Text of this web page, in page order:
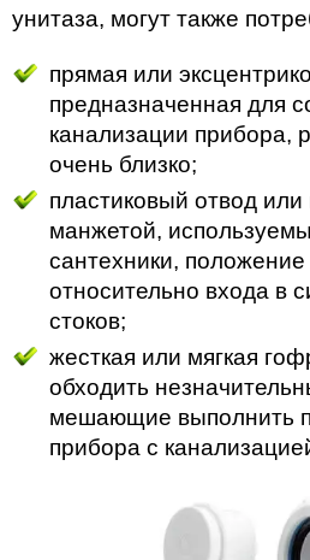
унитаза, могут также
прямая или
предназначенная для
канализации прибора,
очень близко;
пластиковый отвод или
манжетой,
сантехники,
относительно входа в
стоков;
жесткая или мягкая
обходить
мешающие выполнить
прибора с